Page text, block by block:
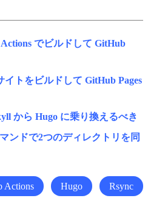
でビルドして GitHub
イトをビルドして GitHub Pages
から Hugo に乗り換えるべき
ンドで2つのディレクトリを同
Actions Hugo Rsync